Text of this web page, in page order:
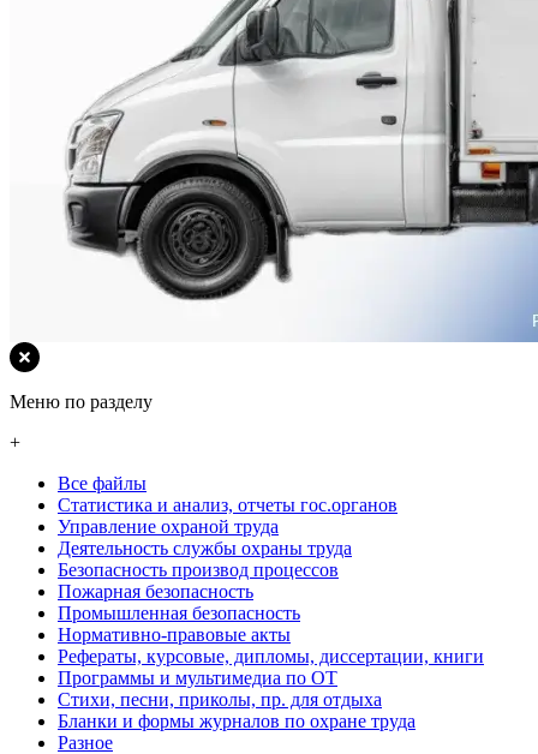
Меню по разделу
+
Все файлы
Статистика и анализ, отчеты гос.органов
Управление охраной труда
Деятельность службы охраны труда
Безопасность производ процессов
Пожарная безопасность
Промышленная безопасность
Нормативно-правовые акты
Рефераты, курсовые, дипломы, диссертации, книги
Программы и мультимедиа по ОТ
Стихи, песни, приколы, пр. для отдыха
Бланки и формы журналов по охране труда
Разное